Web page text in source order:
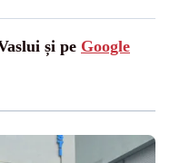
și pe Google